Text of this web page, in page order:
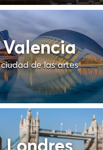
Valencia
ciudad de las artes